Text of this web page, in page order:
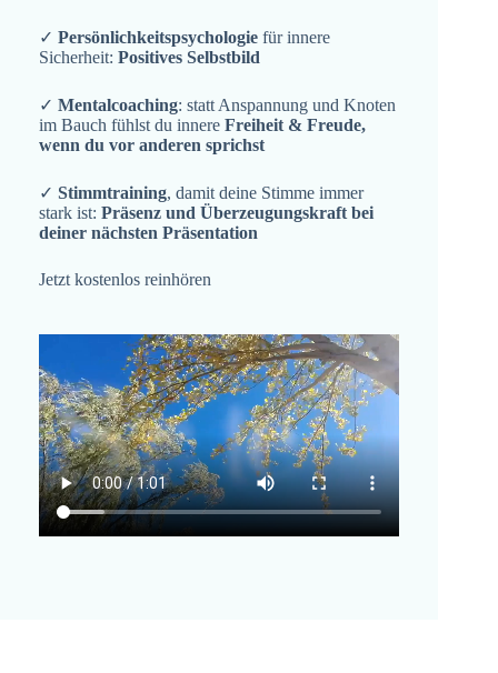
✓ Persönlichkeitspsychologie für innere
Sicherheit: Positives Selbstbild
✓ Mentalcoaching: statt Anspannung und Knoten
im Bauch fühlst du innere Freiheit & Freude,
wenn du vor anderen sprichst
✓ Stimmtraining, damit deine Stimme immer
stark ist: Präsenz und Überzeugungskraft bei
deiner nächsten Präsentation
Jetzt kostenlos reinhören